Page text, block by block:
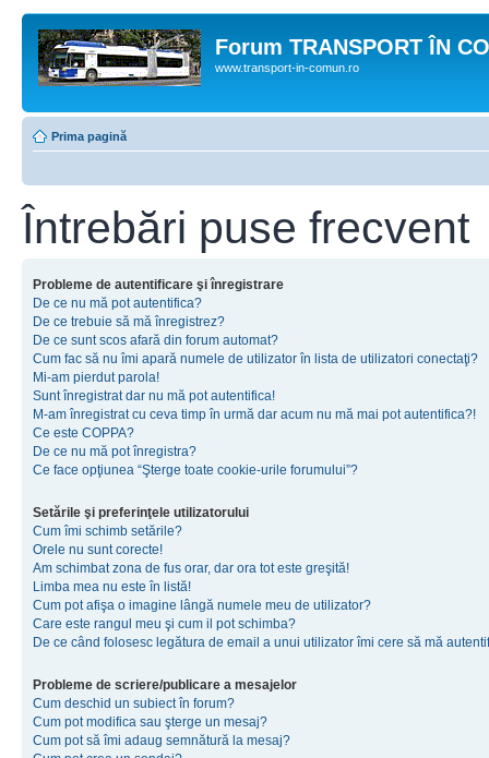
Forum TRANSPORT ÎN
www.transport-in-comun.ro
Prima pagină
Întrebări puse frecvent
Probleme de autentificare şi înregistrare
De ce nu mă pot autentifica?
De ce trebuie să mă înregistrez?
De ce sunt scos afară din forum automat?
Cum fac să nu îmi apară numele de utilizator în lista de utilizatori conectaţi?
Mi-am pierdut parola!
Sunt înregistrat dar nu mă pot autentifica!
M-am înregistrat cu ceva timp în urmă dar acum nu mă mai pot autentifica?!
Ce este COPPA?
De ce nu mă pot înregistra?
Ce face opţiunea “Şterge toate cookie-urile forumului”?
Setările şi preferinţele utilizatorului
Cum îmi schimb setările?
Orele nu sunt corecte!
Am schimbat zona de fus orar, dar ora tot este greşită!
Limba mea nu este în listă!
Cum pot afişa o imagine lângă numele meu de utilizator?
Care este rangul meu şi cum il pot schimba?
De ce când folosesc legătura de email a unui utilizator îmi cere să mă
Probleme de scriere/publicare a mesajelor
Cum deschid un subiect în forum?
Cum pot modifica sau şterge un mesaj?
Cum pot să îmi adaug semnătură la mesaj?